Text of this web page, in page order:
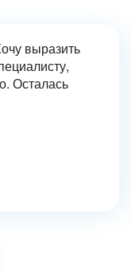
выразить
Осталась